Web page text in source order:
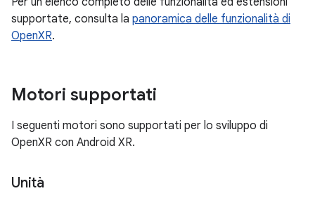
supportate, consulta la panoramica delle funzionalità di
OpenXR.
Motori supportati
I seguenti motori sono supportati per lo sviluppo di
OpenXR con Android XR.
Unità